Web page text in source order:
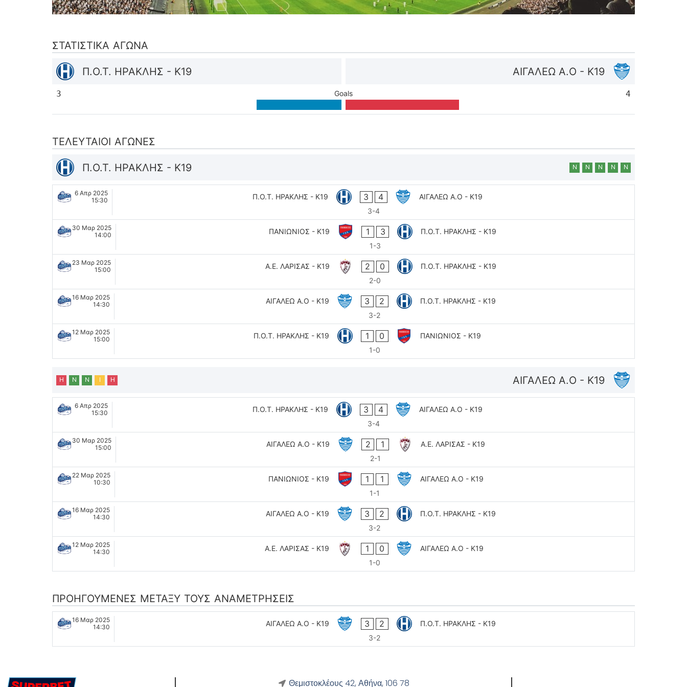
ΣΤΑΤΙΣΤΙΚΆ ΑΓΏΝΑ
Π.Ο.Τ. ΗΡΑΚΛΗΣ - K19 ΑΙΓΑΛΕΩ A.O - K19
3 Goals 4
ΤΕΛΕΥΤΑΊΟΙ ΑΓΏΝΕΣ
Π.Ο.Τ. ΗΡΑΚΛΗΣ - K19 Ν Ν Ν Ν Ν
6 Απρ 2025
15:30
Π.Ο.Τ. ΗΡΑΚΛΗΣ - K19 3 4
ΑΙΓΑΛΕΩ A.O - K19
3-4
30 Μαρ 2025
14:00
ΠΑΝΙΩΝΙΟΣ - K19 1 3
Π.Ο.Τ. ΗΡΑΚΛΗΣ - K19
1-3
23 Μαρ 2025
15:00
Α.Ε. ΛΑΡΙΣΑΣ - K19 2 0
Π.Ο.Τ. ΗΡΑΚΛΗΣ - K19
2-0
16 Μαρ 2025
14:30
ΑΙΓΑΛΕΩ A.O - K19 3 2
Π.Ο.Τ. ΗΡΑΚΛΗΣ - K19
3-2
12 Μαρ 2025
15:00
Π.Ο.Τ. ΗΡΑΚΛΗΣ - K19 1 0
ΠΑΝΙΩΝΙΟΣ - K19
1-0
ΑΙΓΑΛΕΩ A.O - K19
Η Ν Ν Ι Η
6 Απρ 2025
15:30
Π.Ο.Τ. ΗΡΑΚΛΗΣ - K19 3 4
ΑΙΓΑΛΕΩ A.O - K19
3-4
30 Μαρ 2025
15:00
ΑΙΓΑΛΕΩ A.O - K19 2 1
Α.Ε. ΛΑΡΙΣΑΣ - K19
2-1
22 Μαρ 2025
10:30
ΠΑΝΙΩΝΙΟΣ - K19 1 1
ΑΙΓΑΛΕΩ A.O - K19
1-1
16 Μαρ 2025
14:30
ΑΙΓΑΛΕΩ A.O - K19 3 2
Π.Ο.Τ. ΗΡΑΚΛΗΣ - K19
3-2
12 Μαρ 2025
14:30
Α.Ε. ΛΑΡΙΣΑΣ - K19 1 0
ΑΙΓΑΛΕΩ A.O - K19
1-0
ΠΡΟΗΓΟΎΜΕΝΕΣ ΜΕΤΑΞΎ ΤΟΥΣ ΑΝΑΜΕΤΡΉΣΕΙΣ
16 Μαρ 2025
14:30
ΑΙΓΑΛΕΩ A.O - K19 3 2
Π.Ο.Τ. ΗΡΑΚΛΗΣ - K19
3-2
Θεμιστοκλέους 42, Αθήνα, 106 78